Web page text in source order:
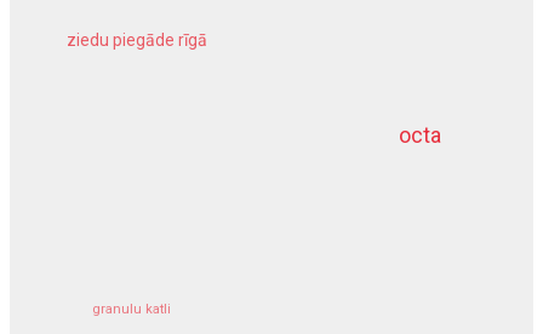
octa
ziedu piegāde rīgā
granulu katli
dziļurbums